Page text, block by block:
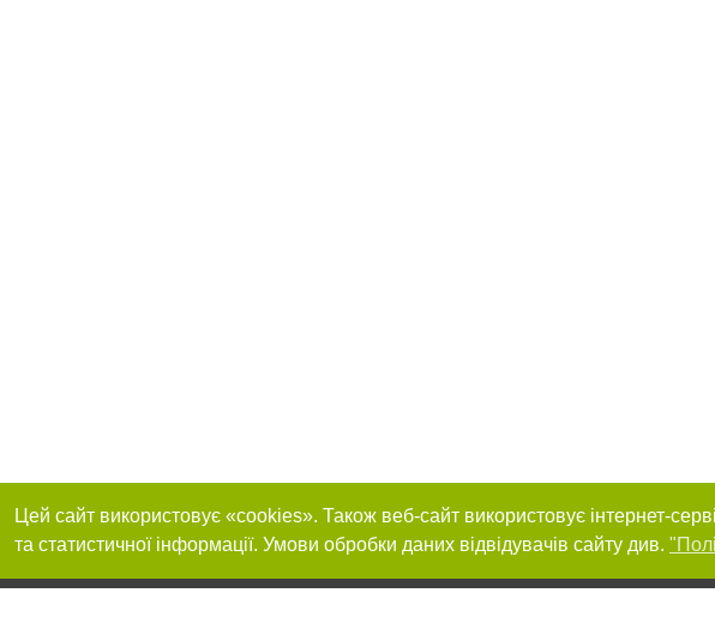
Цей сайт використовує «cookies». Також веб-сайт використовує інтернет-
та статистичної інформації. Умови обробки даних відвідувачів сайту див.